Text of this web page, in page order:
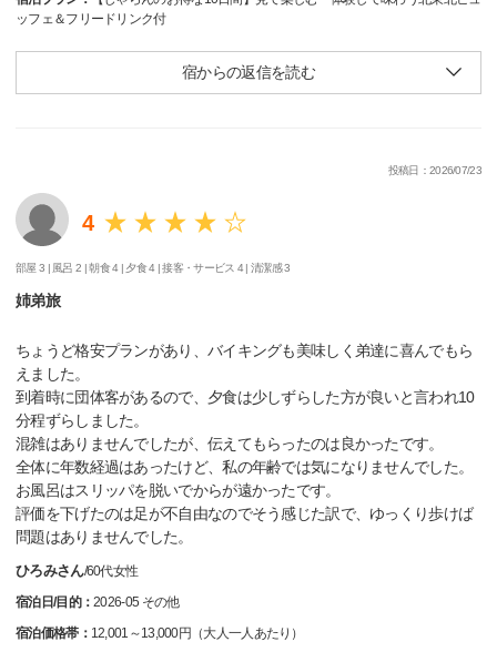
ッフェ＆フリードリンク付
宿からの返信を読む
投稿日：2026/07/23
4
部屋 3 | 風呂 2 |朝食 4 | 夕食 4 |接客・サービス 4 |清潔感 3
姉弟旅
ちょうど格安プランがあり、バイキングも美味しく弟達に喜んでもら
えました。
到着時に団体客があるので、夕食は少しずらした方が良いと言われ10
分程ずらしました。
混雑はありませんでしたが、伝えてもらったのは良かったです。
全体に年数経過はあったけど、私の年齢では気になりませんでした。
お風呂はスリッパを脱いでからが遠かったです。
評価を下げたのは足が不自由なのでそう感じた訳で、ゆっくり歩けば
問題はありませんでした。
ひろみさん/60代女性
宿泊日/目的：2026-05 その他
宿泊価格帯： 12,001～13,000円（大人一人あたり）